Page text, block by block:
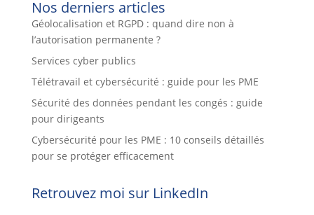
Nos derniers articles
Géolocalisation et RGPD : quand dire non à
l’autorisation permanente ?
Services cyber publics
Télétravail et cybersécurité : guide pour les PME
Sécurité des données pendant les congés : guide
pour dirigeants
Cybersécurité pour les PME : 10 conseils détaillés
pour se protéger efficacement
Retrouvez moi sur LinkedIn